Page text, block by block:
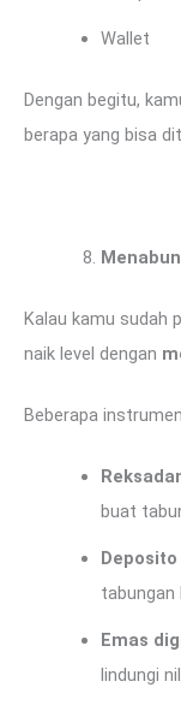
Wallet
Dengan begitu,
berapa yang bisa
Kalau kamu sudah
naik level dengan
Beberapa
buat
tabungan
Emas
lindungi